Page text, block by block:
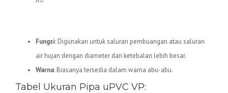
Fungsi: Digunakan untuk saluran pembuangan atau saluran
air hujan dengan diameter dan ketebalan lebih besar.
Warna: Biasanya tersedia dalam warna abu-abu.
Tabel Ukuran Pipa uPVC VP: